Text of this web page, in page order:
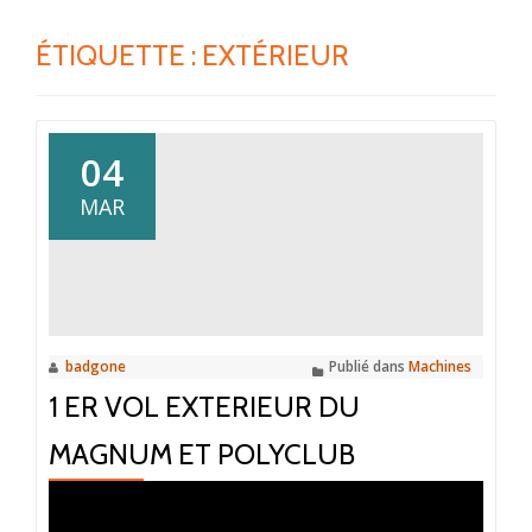
ÉTIQUETTE : EXTÉRIEUR
04
MAR
badgone Publié dans Machines
1 ER VOL EXTERIEUR DU
MAGNUM ET POLYCLUB